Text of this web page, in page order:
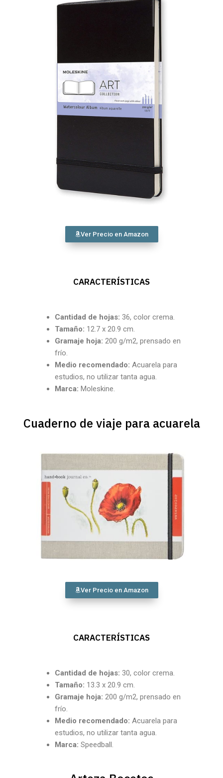
Ver Precio en Amazon
CARACTERÍSTICAS
Cantidad de hojas: 36, color crema.
Tamaño: 12.7 x 20.9 cm.
Gramaje hoja: 200 g/m2, prensado en
frío.
Medio recomendado: Acuarela para
estudios, no utilizar tanta agua.
Marca: Moleskine.
Cuaderno de viaje para acuarela
Ver Precio en Amazon
CARACTERÍSTICAS
Cantidad de hojas: 30, color crema.
Tamaño: 13.3 x 20.9 cm.
Gramaje hoja: 200 g/m2, prensado en
frío.
Medio recomendado: Acuarela para
estudios, no utilizar tanta agua.
Marca: Speedball.